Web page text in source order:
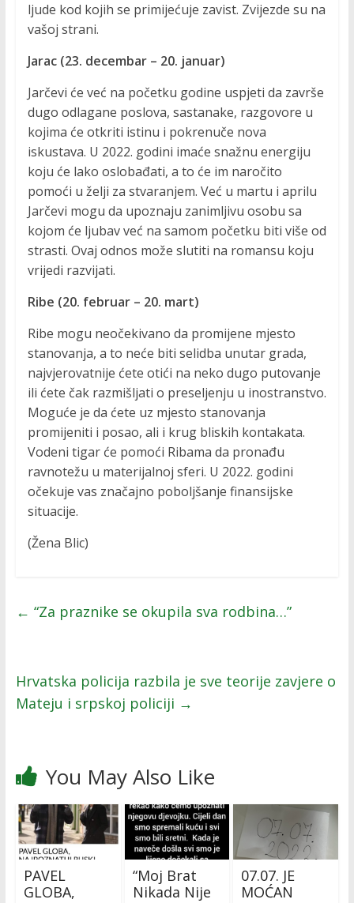
ljude kod kojih se primijećuje zavist. Zvijezde su na
vašoj strani.
Jarac (23. decembar – 20. januar)
Jarčevi će već na početku godine uspjeti da završe
dugo odlagane poslova, sastanake, razgovore u
kojima će otkriti istinu i pokrenuče nova
iskustava. U 2022. godini imaće snažnu energiju
koju će lako oslobađati, a to će im naročito
pomoći u želji za stvaranjem. Već u martu i aprilu
Jarčevi mogu da upoznaju zanimljivu osobu sa
kojom će ljubav već na samom početku biti više od
strasti. Ovaj odnos može slutiti na romansu koju
vrijedi razvijati.
Ribe (20. februar – 20. mart)
Ribe mogu neočekivano da promijene mjesto
stanovanja, a to neće biti selidba unutar grada,
najvjerovatnije ćete otići na neko dugo putovanje
ili ćete čak razmišljati o preseljenju u inostranstvo.
Moguće je da ćete uz mjesto stanovanja
promijeniti i posao, ali i krug bliskih kontakata.
Vodeni tigar će pomoći Ribama da pronađu
ravnotežu u materijalnoj sferi. U 2022. godini
očekuje vas značajno poboljšanje finansijske
situacije.
(Žena Blic)
← “Za praznike se okupila sva rodbina…”
Hrvatska policija razbila je sve teorije zavjere o
Mateju i srpskoj policiji →
You May Also Like
PAVEL
GLOBA,
“Moj Brat
Nikada Nije
07.07. JE
MOĆAN